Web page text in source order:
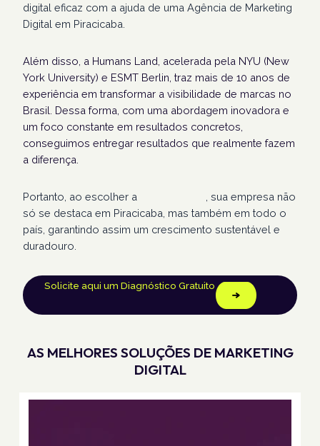
digital eficaz com a ajuda de uma Agência de Marketing
Digital em Piracicaba.
Além disso, a Humans Land, acelerada pela NYU (New
York University) e ESMT Berlin, traz mais de 10 anos de
experiência em transformar a visibilidade de marcas no
Brasil. Dessa forma, com uma abordagem inovadora e
um foco constante em resultados concretos,
conseguimos entregar resultados que realmente fazem
a diferença.
Portanto, ao escolher a
, sua empresa não
só se destaca em Piracicaba, mas também em todo o
país, garantindo assim um crescimento sustentável e
duradouro.
Solicite aqui um Diagnóstico Gratuito
AS MELHORES SOLUÇÕES DE MARKETING
DIGITAL